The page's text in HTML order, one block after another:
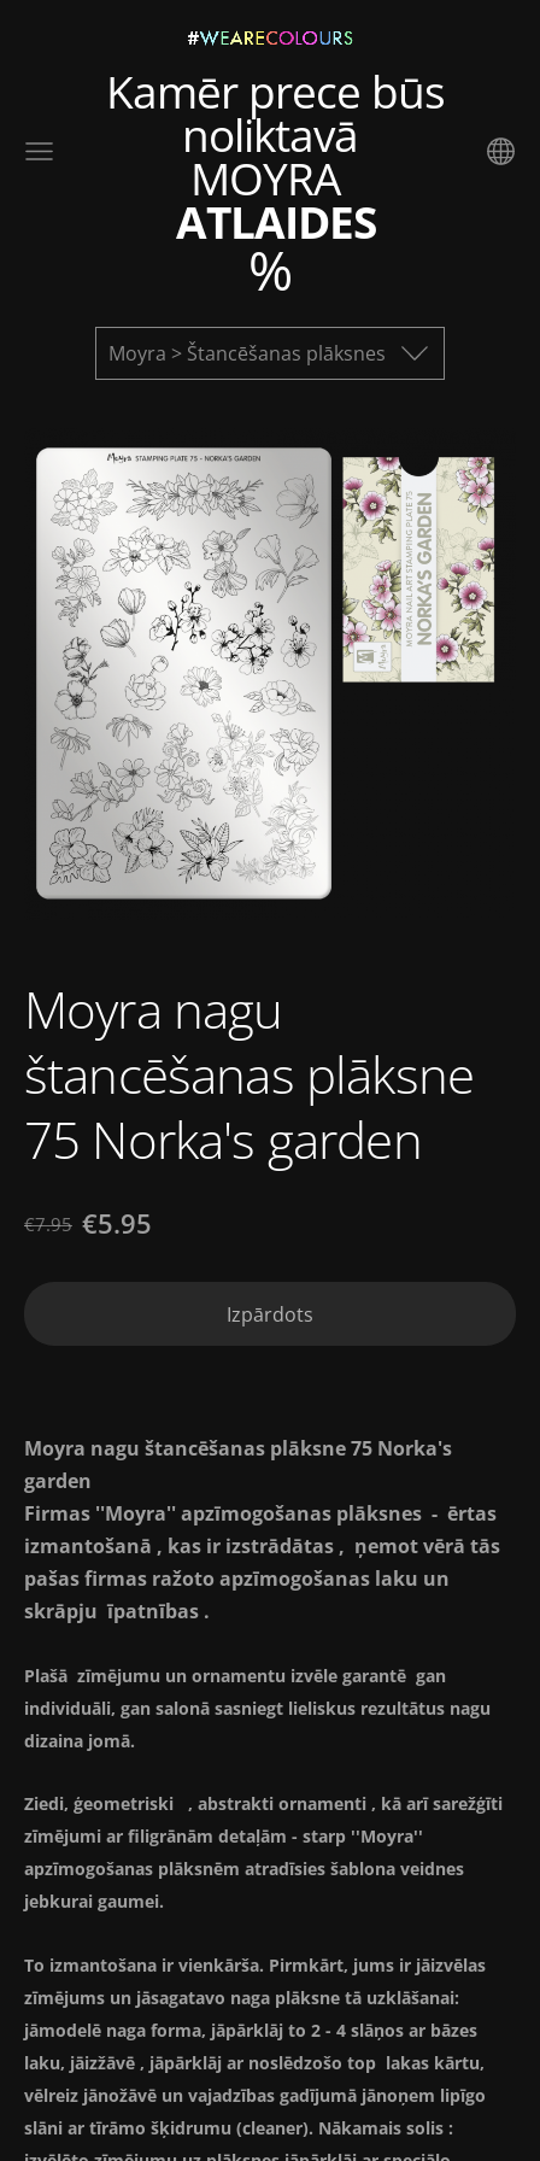
Kamēr prece būs
noliktavā
MOYRA
ATLAIDES
%
Moyra > Štancēšanas plāksnes
Moyra nagu
štancēšanas plāksne
75 Norka's garden
€7.95 €5.95
Izpārdots
Moyra nagu štancēšanas plāksne 75 Norka's
garden
Firmas ''Moyra'' apzīmogošanas plāksnes - ērtas
izmantošanā , kas ir izstrādātas , ņemot vērā tās
pašas firmas ražoto apzīmogošanas laku un
skrāpju īpatnības .
Plašā zīmējumu un ornamentu izvēle garantē gan
individuāli, gan salonā sasniegt lieliskus rezultātus nagu
dizaina jomā.
Ziedi, ģeometriski , abstrakti ornamenti , kā arī sarežģīti
zīmējumi ar filigrānām detaļām - starp ''Moyra''
apzīmogošanas plāksnēm atradīsies šablona veidnes
jebkurai gaumei.
To izmantošana ir vienkārša. Pirmkārt, jums ir jāizvēlas
zīmējums un jāsagatavo naga plāksne tā uzklāšanai:
jāmodelē naga forma, jāpārklāj to 2 - 4 slāņos ar bāzes
laku, jāizžāvē , jāpārklāj ar noslēdzošo top lakas kārtu,
vēlreiz jānožāvē un vajadzības gadījumā jānoņem lipīgo
slāni ar tīrāmo šķidrumu (cleaner). Nākamais solis :